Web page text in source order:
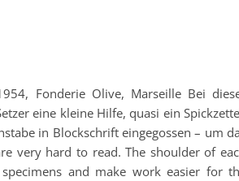
Fonderie Olive, Marseille Bei
eine kleine Hilfe, quasi ein
in Blockschrift eingegossen – um
very hard to read. The shoulder of
and make work easier for